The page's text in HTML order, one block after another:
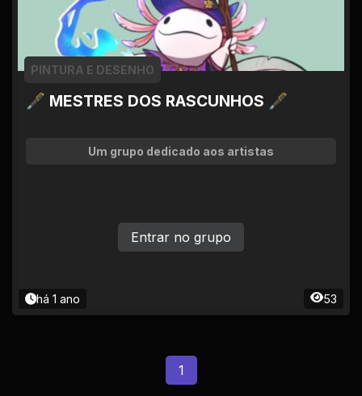
🖋 MESTRES DOS RASCUNHOS 🖋
PINTURA E DESENHO
Um grupo dedicado aos artistas
há 1 ano 53
Entrar no grupo
1